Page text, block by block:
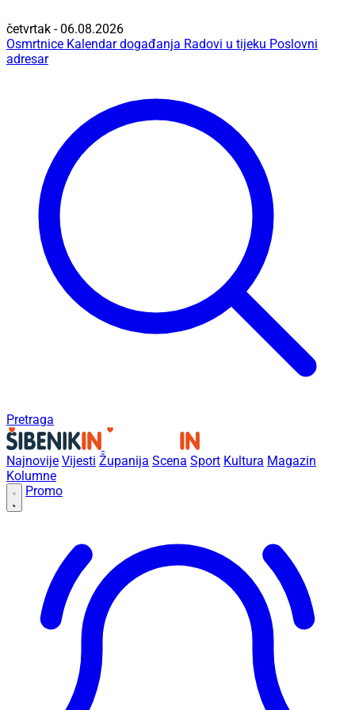
četvrtak - 06.08.2026
Osmrtnice Kalendar događanja Radovi u tijeku Poslovni
adresar
Pretraga
Najnovije Vijesti Županija Scena Sport Kultura Magazin
Kolumne
Promo